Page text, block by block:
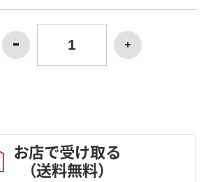
お店で受け取る
（送料無料）